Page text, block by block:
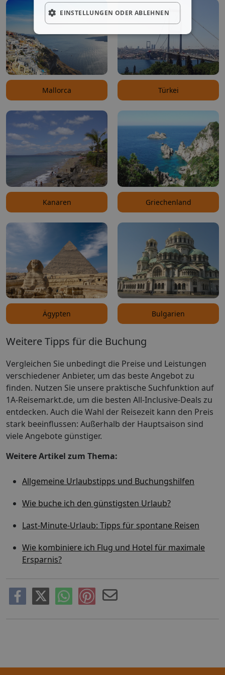
Mallorca Türkei
Kanaren Griechenland
Ägypten Bulgarien
Weitere Tipps für die Buchung
Vergleichen Sie unbedingt die Preise und Leistungen
verschiedener Anbieter, um das beste Angebot zu
finden. Nutzen Sie unsere praktische Suchfunktion auf
1A-Reisemarkt.de, um die besten All-Inclusive-Deals zu
entdecken. Auch die Wahl der Reisezeit kann den Preis
stark beeinflussen: Außerhalb der Hauptsaison sind
viele Angebote günstiger.
Weitere Artikel zum Thema:
Allgemeine Urlaubstipps und Buchungshilfen
Wie buche ich den günstigsten Urlaub?
Last-Minute-Urlaub: Tipps für spontane Reisen
Wie kombiniere ich Flug und Hotel für maximale
Ersparnis?
EINSTELLUNGEN ODER ABLEHNEN